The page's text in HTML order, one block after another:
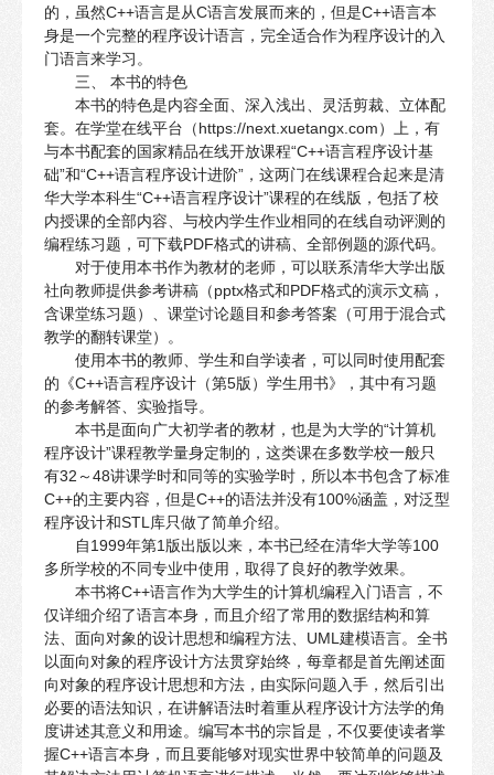
的，虽然C++语言是从C语言发展而来的，但是C++语言本
身是一个完整的程序设计语言，完全适合作为程序设计的入
门语言来学习。
三、 本书的特色
本书的特色是内容全面、深入浅出、灵活剪裁、立体配
套。在学堂在线平台（https://next.xuetangx.com）上，有
与本书配套的国家精品在线开放课程“C++语言程序设计基
础”和“C++语言程序设计进阶”，这两门在线课程合起来是清
华大学本科生“C++语言程序设计”课程的在线版，包括了校
内授课的全部内容、与校内学生作业相同的在线自动评测的
编程练习题，可下载PDF格式的讲稿、全部例题的源代码。
对于使用本书作为教材的老师，可以联系清华大学出版
社向教师提供参考讲稿（pptx格式和PDF格式的演示文稿，
含课堂练习题）、课堂讨论题目和参考答案（可用于混合式
教学的翻转课堂）。
使用本书的教师、学生和自学读者，可以同时使用配套
的《C++语言程序设计（第5版）学生用书》，其中有习题
的参考解答、实验指导。
本书是面向广大初学者的教材，也是为大学的“计算机
程序设计”课程教学量身定制的，这类课在多数学校一般只
有32～48讲课学时和同等的实验学时，所以本书包含了标准
C++的主要内容，但是C++的语法并没有100%涵盖，对泛型
程序设计和STL库只做了简单介绍。
自1999年第1版出版以来，本书已经在清华大学等100
多所学校的不同专业中使用，取得了良好的教学效果。
本书将C++语言作为大学生的计算机编程入门语言，不
仅详细介绍了语言本身，而且介绍了常用的数据结构和算
法、面向对象的设计思想和编程方法、UML建模语言。全书
以面向对象的程序设计方法贯穿始终，每章都是首先阐述面
向对象的程序设计思想和方法，由实际问题入手，然后引出
必要的语法知识，在讲解语法时着重从程序设计方法学的角
度讲述其意义和用途。编写本书的宗旨是，不仅要使读者掌
握C++语言本身，而且要能够对现实世界中较简单的问题及